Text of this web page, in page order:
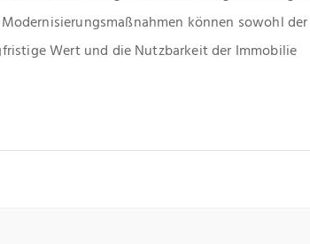
können sowohl der
Wert und die Nutzbarkeit der Immobilie